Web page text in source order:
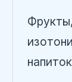
напиток